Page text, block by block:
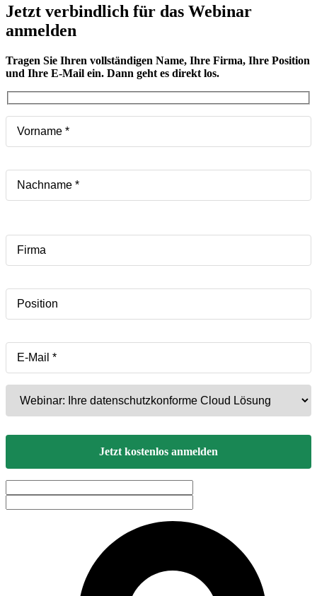
Jetzt verbindlich für das Webinar
anmelden
Tragen Sie Ihren vollständigen Name, Ihre Firma, Ihre Position
und Ihre E-Mail ein. Dann geht es direkt los.